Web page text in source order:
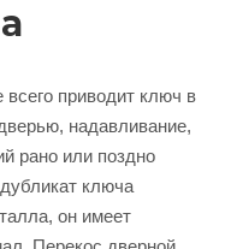
приводит ключ в
надавливание,
рано или поздно
ключа
он имеет